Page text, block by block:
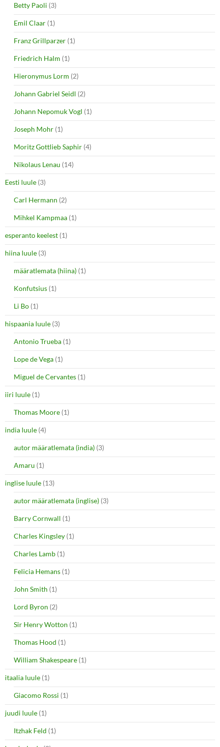
Betty Paoli (3)
Emil Claar (1)
Franz Grillparzer (1)
Friedrich Halm (1)
Hieronymus Lorm (2)
Johann Gabriel Seidl (2)
Johann Nepomuk Vogl (1)
Joseph Mohr (1)
Moritz Gottlieb Saphir (4)
Nikolaus Lenau (14)
Eesti luule (3)
Carl Hermann (2)
Mihkel Kampmaa (1)
esperanto keelest (1)
hiina luule (3)
määratlemata (hiina) (1)
Konfutsius (1)
Li Bo (1)
hispaania luule (3)
Antonio Trueba (1)
Lope de Vega (1)
Miguel de Cervantes (1)
iiri luule (1)
Thomas Moore (1)
india luule (4)
autor määratlemata (india) (3)
Amaru (1)
inglise luule (13)
autor määratlemata (inglise) (3)
Barry Cornwall (1)
Charles Kingsley (1)
Charles Lamb (1)
Felicia Hemans (1)
John Smith (1)
Lord Byron (2)
Sir Henry Wotton (1)
Thomas Hood (1)
William Shakespeare (1)
itaalia luule (1)
Giacomo Rossi (1)
juudi luule (1)
Itzhak Feld (1)